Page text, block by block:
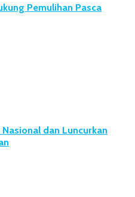
Pemulihan Pasca
dan Luncurkan